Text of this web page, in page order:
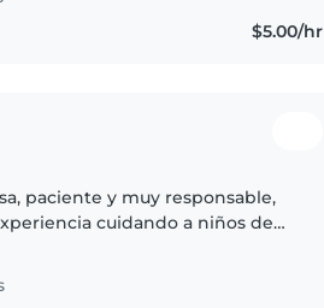
$5.00/hr
paciente y muy responsable,
cuidando a niños de